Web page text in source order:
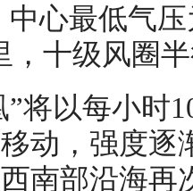
中心最低气
，十级风圈
”将以每小时
动，强度逐
南部沿海再